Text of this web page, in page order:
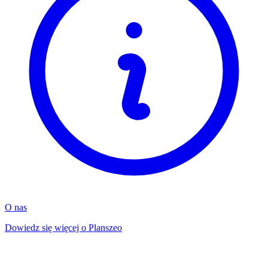
O nas
Dowiedz się więcej o Planszeo